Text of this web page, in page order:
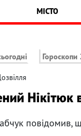
МІСТО
Нікітюк
повідомив,